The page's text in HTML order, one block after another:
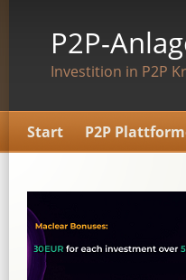
P2P-
Investition in P2P
Start P2P